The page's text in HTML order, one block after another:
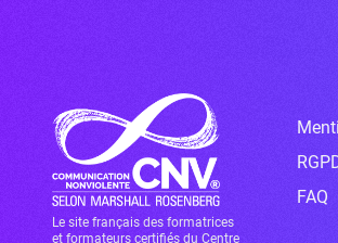
Le site français des formatrices
et formateurs certifiés du Centre
FAQ